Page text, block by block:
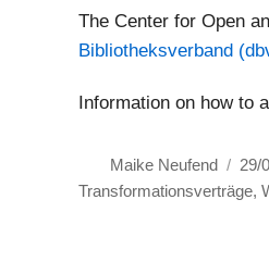
The Center for Open
Bibliotheksverband
Information on how to
Autor
Maike Neufend
am
29/
Transformationsverträge,